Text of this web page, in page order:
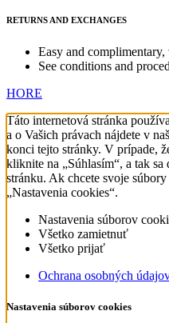
RETURNS AND EXCHANGES
Easy and
See conditions and
HORE
Táto internetová stránka
a o Vašich právach nájdete v
konci tejto stránky. V prípade,
kliknite na „Súhlasím“, a tak sa
stránku. Ak chcete svoje
„Nastavenia cookies“.
Nastavenia súborov
Všetko zamietnuť
Všetko prijať
Ochrana osobných
Nastavenia súborov cookies